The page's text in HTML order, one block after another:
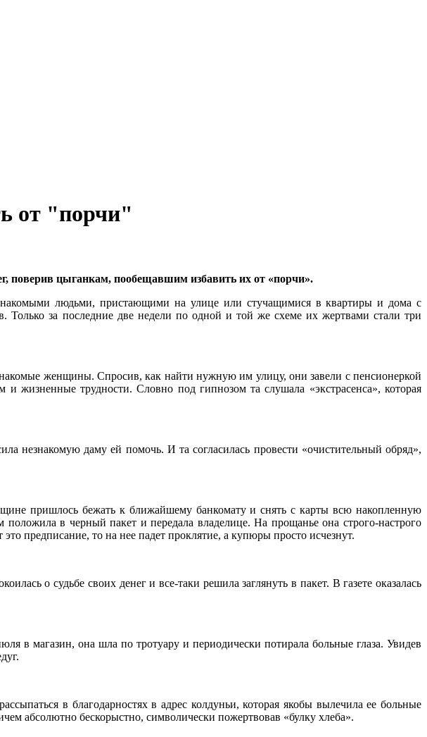
от "порчи"
поверив цыганкам, пообещавшим избавить их от «порчи».
людьми, пристающими на улице или стучащимися в квартиры и дома с
за последние две недели по одной и той же схеме их жертвами стали три
женщины. Спросив, как найти нужную им улицу, они завели с пенсионеркой
жизненные трудности. Словно под гипнозом та слушала «экстрасенса», которая
незнакомую даму ей помочь. И та согласилась провести «очистительный обряд»,
пришлось бежать к ближайшему банкомату и снять с карты всю накопленную
в черный пакет и передала владелице. На прощанье она строго-настрого
предписание, то на нее падет проклятие, а купюры просто исчезнут.
о судьбе своих денег и все-таки решила заглянуть в пакет. В газете оказалась
в магазин, она шла по тротуару и периодически потирала больные глаза. Увидев
в благодарностях в адрес колдуньи, которая якобы вылечила ее больные
абсолютно бескорыстно, символически пожертвовав «булку хлеба».